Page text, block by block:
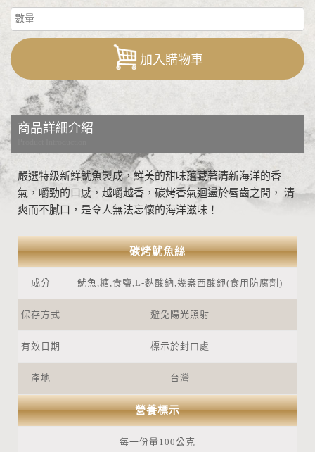
加入購物車
商品詳細介紹
嚴選特級新鮮魷魚製成，鮮美的甜味蘊藏著清新海洋的香
氣，嚼勁的口感，越嚼越香，碳烤香氣迴盪於唇齒之間， 清
爽而不膩口，是令人無法忘懷的海洋滋味！
碳烤魷魚絲
成分 魷魚,糖,食鹽,L-麩酸鈉,幾案西酸鉀(食用防腐劑)
保存方式 避免陽光照射
有效日期 標示於封口處
產地 台灣
營養標示
每一份量100公克